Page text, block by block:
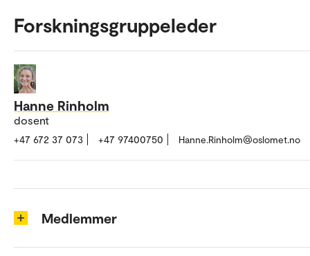
Forskningsgruppeleder
Hanne Rinholm
dosent
+47 672 37 073 +47 97400750 Hanne.Rinholm@oslomet.no
Medlemmer